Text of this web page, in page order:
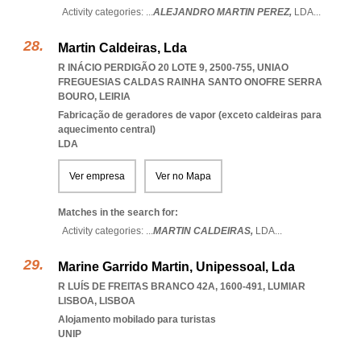
Activity categories: ...ALEJANDRO MARTIN PEREZ, LDA...
Martin Caldeiras, Lda
R INÁCIO PERDIGÃO 20 LOTE 9, 2500-755, UNIAO
FREGUESIAS CALDAS RAINHA SANTO ONOFRE SERRA
BOURO, LEIRIA
Fabricação de geradores de vapor (exceto caldeiras para
aquecimento central)
LDA
Ver empresa Ver no Mapa
Matches in the search for:
Activity categories: ...MARTIN CALDEIRAS, LDA...
Marine Garrido Martin, Unipessoal, Lda
R LUÍS DE FREITAS BRANCO 42A, 1600-491, LUMIAR
LISBOA, LISBOA
Alojamento mobilado para turistas
UNIP